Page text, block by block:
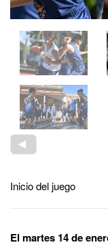
Inicio del juego
El martes 14 de